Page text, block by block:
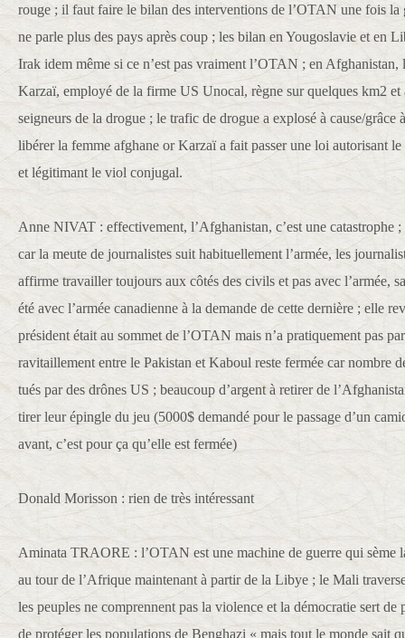
rouge ; il faut faire le bilan des interventions de l’OTAN une fois la
ne parle plus des pays après coup ; les bilan en Yougoslavie et en
Irak idem même si ce n’est pas vraiment l’OTAN ; en Afghanistan,
Karzaï, employé de la firme US Unocal, règne sur quelques km2 et
seigneurs de la drogue ; le trafic de drogue a explosé à cause/
libérer la femme afghane or Karzaï a fait passer une loi autorisant le
et légitimant le viol conjugal.
Anne NIVAT : effectivement, l’Afghanistan, c’est une catastrophe
car la meute de journalistes suit habituellement l’armée, les
affirme travailler toujours aux côtés des civils et pas avec l’armée,
été avec l’armée canadienne à la demande de cette dernière ; elle
président était au sommet de l’OTAN mais n’a pratiquement pas
ravitaillement entre le Pakistan et Kaboul reste fermée car nombre
tués par des drônes US ; beaucoup d’argent à retirer de
tirer leur épingle du jeu (5000$ demandé pour le passage d’un
avant, c’est pour ça qu’elle est fermée)
Donald Morisson : rien de très intéressant
Aminata TRAORE : l’OTAN est une machine de guerre qui sème
au tour de l’Afrique maintenant à partir de la Libye ; le Mali
les peuples ne comprennent pas la violence et la démocratie sert de
de protéger les populations de Benghazi « mais tout le monde sait